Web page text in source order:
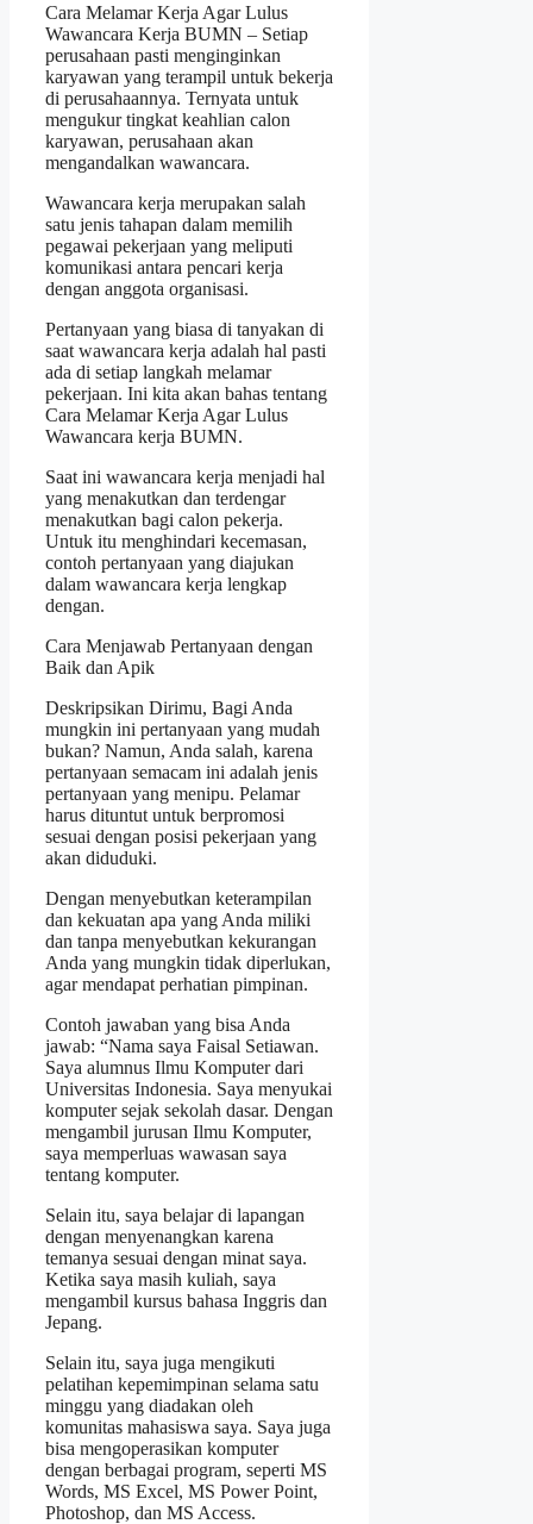
Cara Melamar Kerja Agar Lulus
Wawancara Kerja BUMN – Setiap
perusahaan pasti menginginkan
karyawan yang terampil untuk bekerja
di perusahaannya. Ternyata untuk
mengukur tingkat keahlian calon
karyawan, perusahaan akan
mengandalkan wawancara.
Wawancara kerja merupakan salah
satu jenis tahapan dalam memilih
pegawai pekerjaan yang meliputi
komunikasi antara pencari kerja
dengan anggota organisasi.
Pertanyaan yang biasa di tanyakan di
saat wawancara kerja adalah hal pasti
ada di setiap langkah melamar
pekerjaan. Ini kita akan bahas tentang
Cara Melamar Kerja Agar Lulus
Wawancara kerja BUMN.
Saat ini wawancara kerja menjadi hal
yang menakutkan dan terdengar
menakutkan bagi calon pekerja.
Untuk itu menghindari kecemasan,
contoh pertanyaan yang diajukan
dalam wawancara kerja lengkap
dengan.
Cara Menjawab Pertanyaan dengan
Baik dan Apik
Deskripsikan Dirimu, Bagi Anda
mungkin ini pertanyaan yang mudah
bukan? Namun, Anda salah, karena
pertanyaan semacam ini adalah jenis
pertanyaan yang menipu. Pelamar
harus dituntut untuk berpromosi
sesuai dengan posisi pekerjaan yang
akan diduduki.
Dengan menyebutkan keterampilan
dan kekuatan apa yang Anda miliki
dan tanpa menyebutkan kekurangan
Anda yang mungkin tidak diperlukan,
agar mendapat perhatian pimpinan.
Contoh jawaban yang bisa Anda
jawab: “Nama saya Faisal Setiawan.
Saya alumnus Ilmu Komputer dari
Universitas Indonesia. Saya menyukai
komputer sejak sekolah dasar. Dengan
mengambil jurusan Ilmu Komputer,
saya memperluas wawasan saya
tentang komputer.
Selain itu, saya belajar di lapangan
dengan menyenangkan karena
temanya sesuai dengan minat saya.
Ketika saya masih kuliah, saya
mengambil kursus bahasa Inggris dan
Jepang.
Selain itu, saya juga mengikuti
pelatihan kepemimpinan selama satu
minggu yang diadakan oleh
komunitas mahasiswa saya. Saya juga
bisa mengoperasikan komputer
dengan berbagai program, seperti MS
Words, MS Excel, MS Power Point,
Photoshop, dan MS Access.